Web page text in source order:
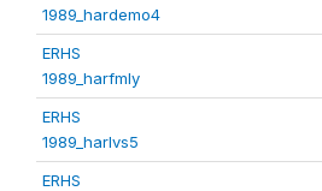
1989_hardemo4
ERHS
1989_harfmly
ERHS
1989_harlvs5
ERHS